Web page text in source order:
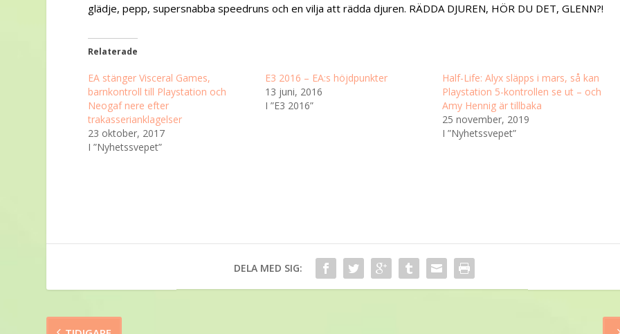
glädje, pepp, supersnabba speedruns och en vilja att rädda djuren. RÄDDA DJUREN, HÖR DU DET, GLENN?!
Relaterade
EA stänger Visceral Games,
barnkontroll till Playstation och
Neogaf nere efter
trakasserianklagelser
23 oktober, 2017
I ”Nyhetssvepet”
E3 2016 – EA:s höjdpunkter
13 juni, 2016
I ”E3 2016”
Half-Life: Alyx släpps i mars, så kan
Playstation 5-kontrollen se ut – och
Amy Hennig är tillbaka
25 november, 2019
I ”Nyhetssvepet”
DELA MED SIG: